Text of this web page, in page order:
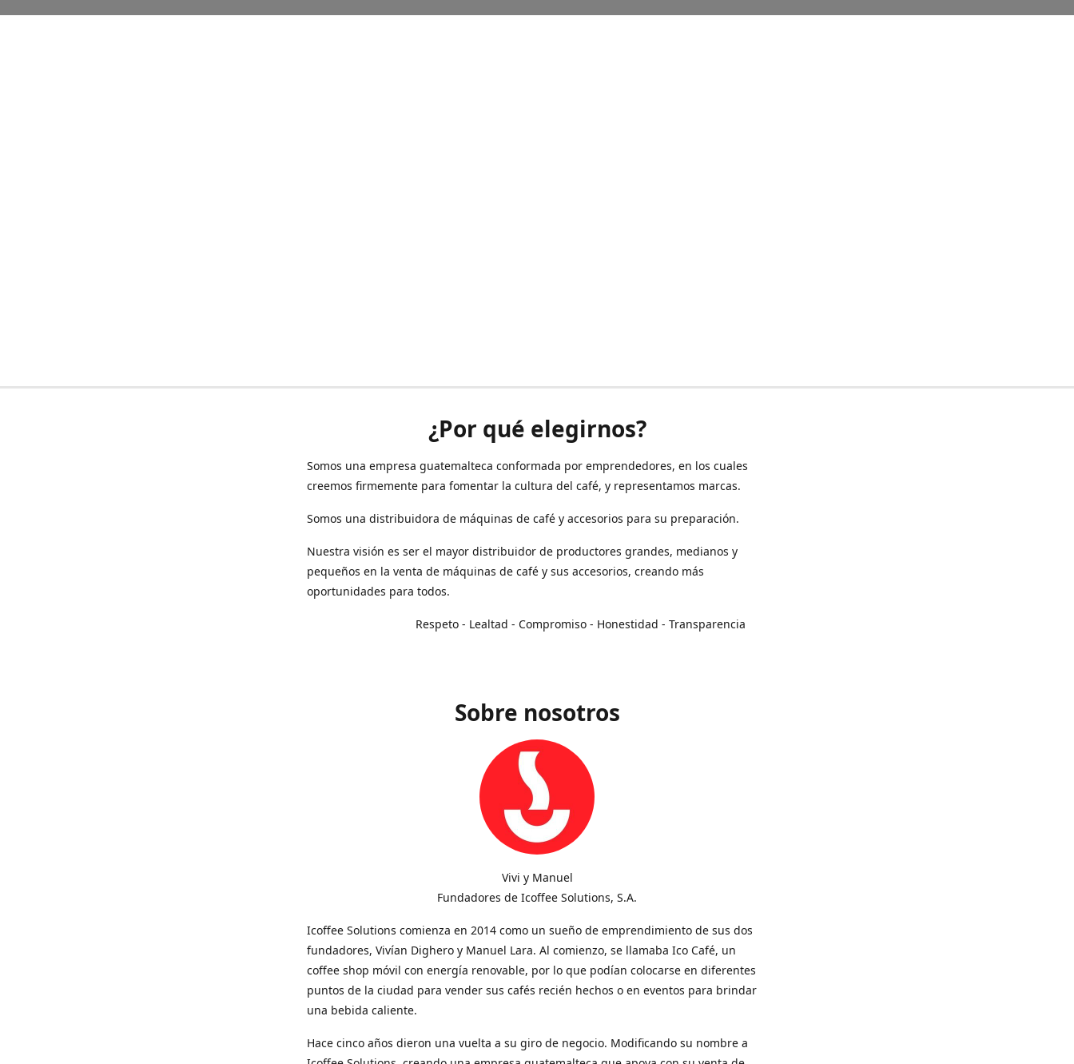
¿Por qué elegirnos?
Somos una empresa guatemalteca conformada por emprendedores, en los cuales
creemos firmemente para fomentar la cultura del café, y representamos marcas.
Somos una distribuidora de máquinas de café y accesorios para su preparación.
Nuestra visión es ser el mayor distribuidor de productores grandes, medianos y
pequeños en la venta de máquinas de café y sus accesorios, creando más
oportunidades para todos.
Respeto - Lealtad - Compromiso - Honestidad - Transparencia
Sobre nosotros
Vivi y Manuel
Fundadores de Icoffee Solutions, S.A.
Icoffee Solutions comienza en 2014 como un sueño de emprendimiento de sus dos
fundadores, Vivían Dighero y Manuel Lara. Al comienzo, se llamaba Ico Café, un
coffee shop móvil con energía renovable, por lo que podían colocarse en diferentes
puntos de la ciudad para vender sus cafés recién hechos o en eventos para brindar
una bebida caliente.
Hace cinco años dieron una vuelta a su giro de negocio. Modificando su nombre a